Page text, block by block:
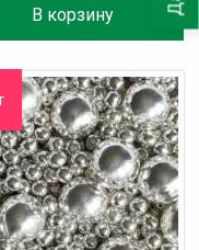
В корзину